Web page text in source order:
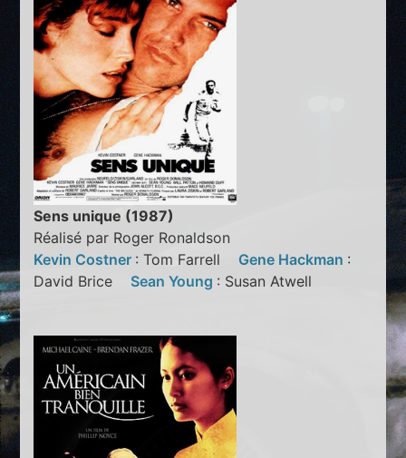
Sens unique (1987)
Réalisé par Roger Ronaldson
Kevin Costner : Tom Farrell Gene Hackman :
David Brice Sean Young : Susan Atwell